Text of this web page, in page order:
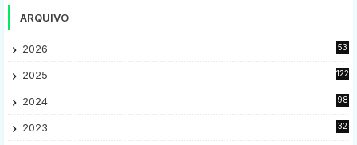
ARQUIVO
2026 53
2025 122
2024 98
2023
32